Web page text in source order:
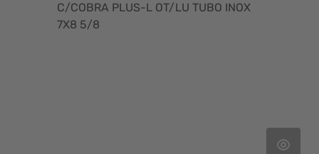
C/COBRA PLUS-L OT/LU TUBO INOX
7X8 5/8